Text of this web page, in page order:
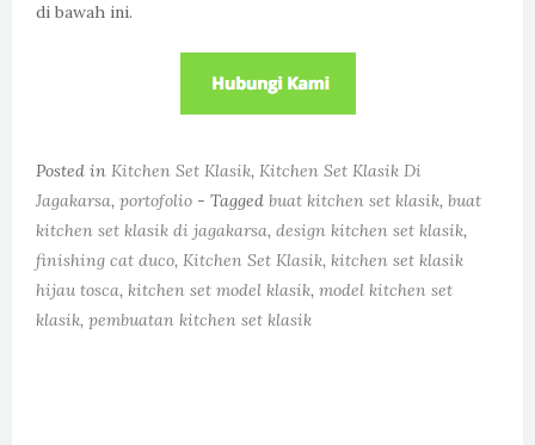
di bawah ini.
Posted in Kitchen Set Klasik, Kitchen Set Klasik Di
Jagakarsa, portofolio - Tagged buat kitchen set klasik, buat
kitchen set klasik di jagakarsa, design kitchen set klasik,
finishing cat duco, Kitchen Set Klasik, kitchen set klasik
hijau tosca, kitchen set model klasik, model kitchen set
klasik, pembuatan kitchen set klasik